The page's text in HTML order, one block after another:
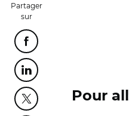
Partager
sur
Partager cette page sur
Partager cette page
Partager cette page
Pour